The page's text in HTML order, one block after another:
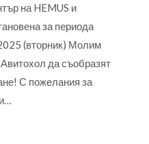
на HEMUS и
за периода
(вторник) Молим
да съобразят
С пожелания за